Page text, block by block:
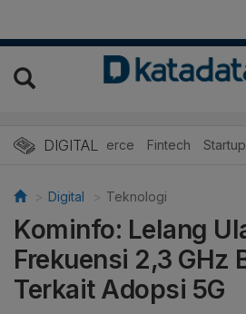
DIGITAL
E-Commerce Fintech Startup
Digital Teknologi
Kominfo: Lelang
Frekuensi 2,3 GHz
Terkait Adopsi 5G